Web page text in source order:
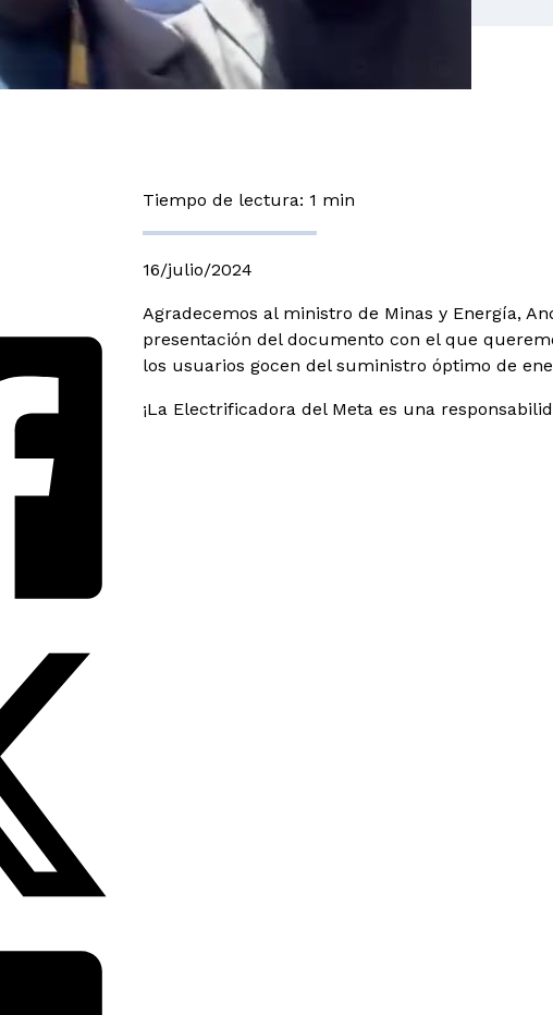
Tiempo de lectura: 1 min
16/julio/2024
Agradecemos al ministro de Minas y Energía,
presentación del documento con el que
los usuarios gocen del suministro óptimo de
¡La Electrificadora del Meta es una